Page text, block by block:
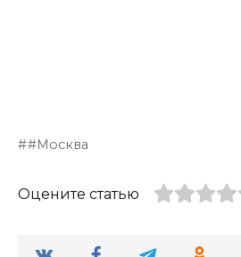
#Москва
Оцените статью